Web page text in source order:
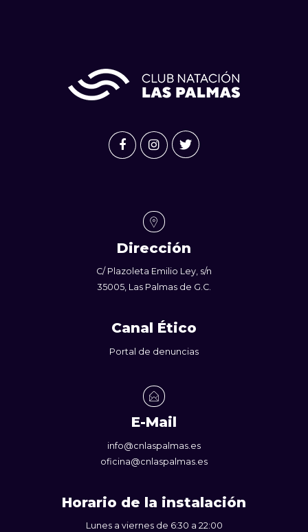
Dirección
C/ Plazoleta Emilio Ley, s/n
35005, Las Palmas de G.C.
Canal Ético
Portal de denuncias
E-Mail
info@cnlaspalmas.es
oficina@cnlaspalmas.es
Horario de la instalación
Lunes a viernes de 6:30 a 22:00